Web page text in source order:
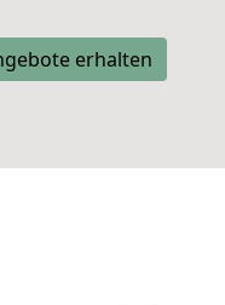
erhalten